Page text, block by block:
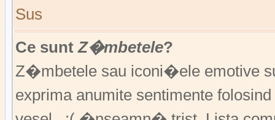
Sus
Ce suntZ�mbetele?
Z�mbetele sau iconi�ele emotive
exprima anumite sentimente